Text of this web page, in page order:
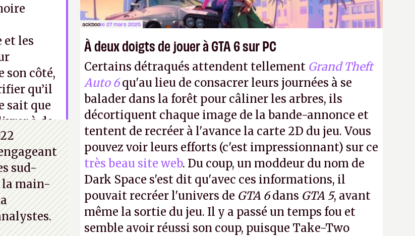
et les
son côté,
qu’il
sait que
à de
ackboole 27 mars 2025
À deux doigts de jouer à GTA 6 sur PC
Certains détraqués attendent tellement Grand Theft
Auto 6qu'au lieu de consacrer leurs journées à se
balader dans la forêt pour câliner les arbres, ils
décortiquent chaque image de la bande-annonce et
tentent de recréer à l'avance la carte 2D du jeu. Vous
pouvez voir leurs efforts (c'est impressionnant) sur ce
très beau site web. Du coup, un moddeur du nom de
Dark Space s'est dit qu'avec ces informations, il
pouvait recréer l'univers de GTA 6dans GTA 5, avant
même la sortie du jeu. Il y a passé un temps fou et
semble avoir réussi son coup, puisque Take-Two
sud-
la main-